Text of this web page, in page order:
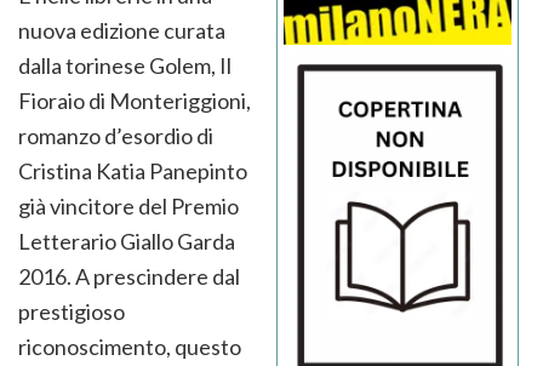
nuova edizione curata
dalla torinese Golem, Il
Fioraio di Monteriggioni,
romanzo d’esordio di
Cristina Katia Panepinto
già vincitore del Premio
Letterario Giallo Garda
2016. A prescindere dal
prestigioso
riconoscimento, questo